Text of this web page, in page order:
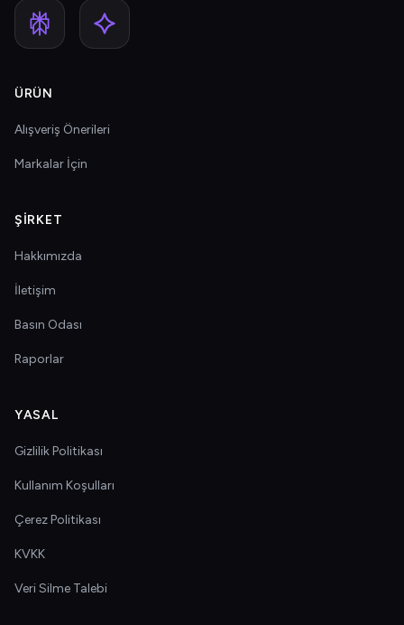
ÜRÜN
Alışveriş Önerileri
Markalar İçin
ŞIRKET
Hakkımızda
İletişim
Basın Odası
Raporlar
YASAL
Gizlilik Politikası
Kullanım Koşulları
Çerez Politikası
KVKK
Veri Silme Talebi